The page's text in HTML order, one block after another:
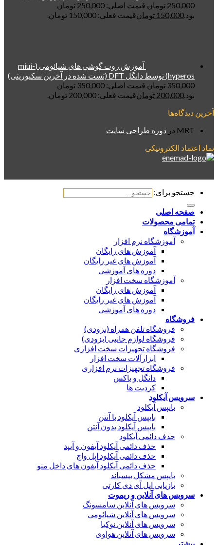
250,000تومان
قیمت اصلی: 250,000 تومان
بود.150,000 تومانقیمت فعلی: 150,000 تومان.
آموزش روت گوشی های شیائومی (miui-
hyperos) توسط دانگل DFT (تست شده در آخرین سکیوریتی)
350,000تومان
قیمت اصلی: 350,000 تومان
بود.200,000 تومانقیمت فعلی: 200,000 تومان.
آخرین دیدگاه‌ها
MRTدر دوره طراحی سایت
نماد اعتماد الکترونیکی
جستجو برای:
صفحه اصلی
تمامی محصولات
آموزشگاه
آموزشگاه نرم افزار
آموزش های رایگان
آموزش های غیر رایگان
دوره های آموزشی
آموزشگاه سخت افزار
آموزش های رایگان
آموزش های غیر رایگان
دوره های آموزشی
فروشگاه
فروشگاه تلفن همراه (بزودی)
فروشگاه لوازم جانبی (بزودی)
فروشگاه تجهیزات سخت افزاری
ابزارآلات سخت افزار
فروشگاه تجهیزات نرم افزاری
دانگل و باکس
کردیت ها
سرویس آیکلود
بایپس آیکلود
بایپس آیکلود با آنتن
بایپس آیکلود بدون آنتن
حذف دائمی آیکلود
حذف دائمی آیکلود آیفون و آیپد
حذف دائمی آیکلود اپل واچ
حذف دائمی آیکلود آیفون های داخل منو
بایپس مشکل بیسباند
بازیابی اپل آی دی کارتی
سرویس های آنلاین و ریموت
سرویس های آنلاین سامسونگ
سرویس های آنلاین شیائومی
سرویس های آنلاین نوکیا
سرویس های آنلاین هواوی